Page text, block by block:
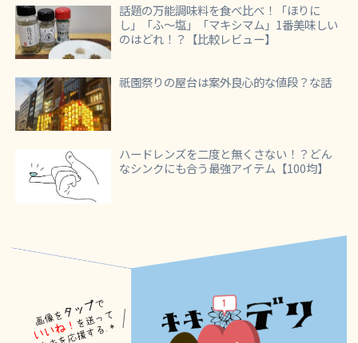
話題の万能調味料を食べ比べ！「ほりに
し」「ふ～塩」「マキシマム」1番美味しい
のはどれ！？【比較レビュー】
祇園祭りの屋台は案外良心的な値段？な話
ハードレンズを二度と無くさない！？どん
なシンクにも合う最強アイテム【100均】